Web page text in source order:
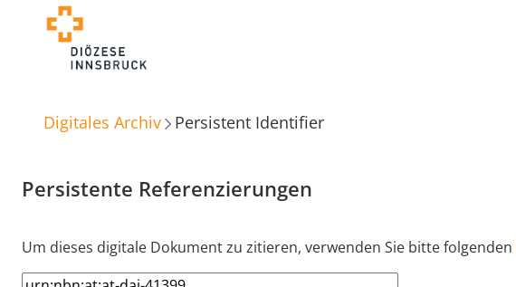
Digitales Archiv Persistent Identifier
Persistente Referenzierungen
Um dieses digitale Dokument zu zitieren, verwenden Sie bitte folgenden